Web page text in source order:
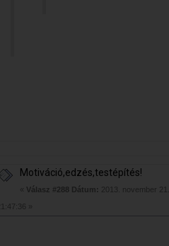
Motiváció,edzés,testépítés!
« Válasz #288 Dátum:
2013. november
21:47:36 »